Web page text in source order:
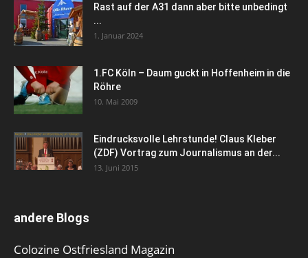
Rast auf der A31 dann aber bitte unbedingt
...
1. Januar 2024
1.FC Köln – Daum guckt in Hoffenheim in die
Röhre
10. Mai 2009
Eindrucksvolle Lehrstunde! Claus Kleber
(ZDF) Vortrag zum Journalismus an der...
13. Juni 2015
andere Blogs
Colozine Ostfriesland Magazin